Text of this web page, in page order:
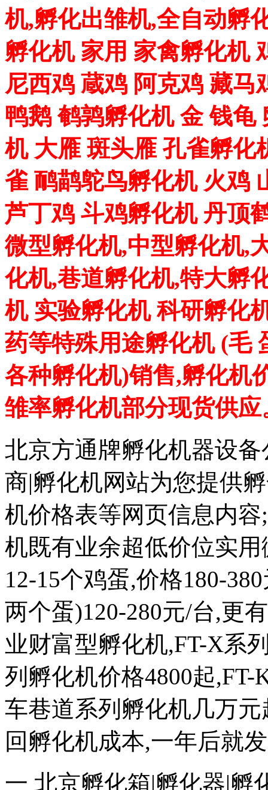
机,孵化出雏机,全自动孵
孵化机 家用 家禽孵化机
尼西鸡 蔵鸡 阿克鸡 藏马
鸭鹅 鹌鹑孵化机 金 钱龟
机 大雁 斑头雁 孔雀孵化
雀 鸸鹋鸵鸟孵化机 火鸡
芦丁鸡 斗鸡孵化机 丹顶
微型孵化机,中型孵化机,
化机,巷道孵化机,特大孵
机 实验孵化机 科研孵化
药等特殊用途孵化机 (毛
各种孵化机)销售,孵化机
雏率孵化机部分现货供应
北京方通牌孵化机器设
商|孵化机网站为您提供
机价格表等网页信息内
机既有业余超低价位实
12-15个鸡蛋,价格180-
两个蛋)120-280元/台,更
业财富型孵化机,FT-X系
列孵化机价格4800起
车巷道系列孵化机几万
回孵化机成本,一年后就
一 北京孵化箱|孵化器|孵